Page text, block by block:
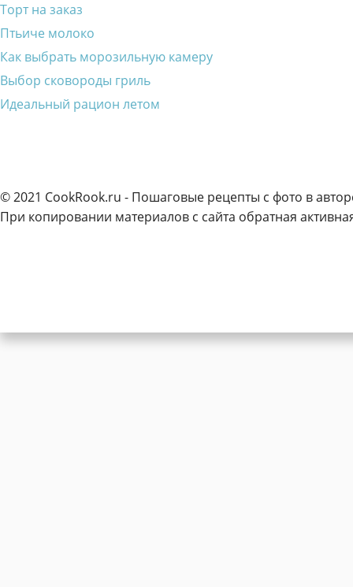
Торт на заказ
Птьиче молоко
Как выбрать морозильную камеру
Выбор сковороды гриль
Идеальный рацион летом
© 2021 CookRook.ru - Пошаговые рецепты с фото в
При копировании материалов с сайта обратная